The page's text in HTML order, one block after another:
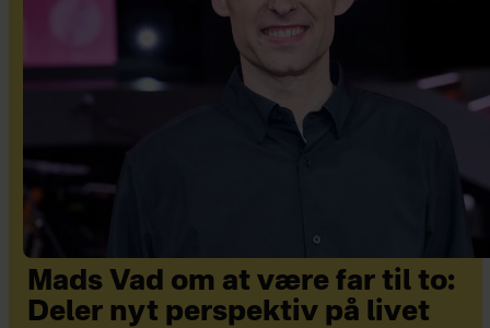
Mads Vad om at være far til to:
Deler nyt perspektiv på livet